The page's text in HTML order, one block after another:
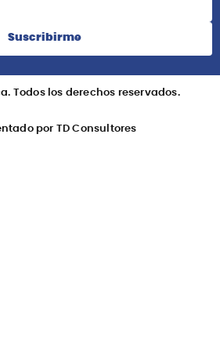
Suscribirme
Todos los derechos reservados.
por TD Consultores